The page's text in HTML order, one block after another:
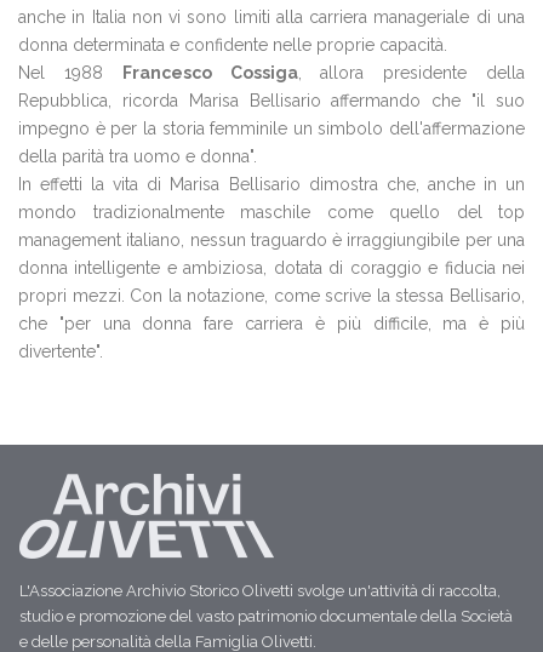
anche in Italia non vi sono limiti alla carriera manageriale di una
donna determinata e confidente nelle proprie capacità.
Nel 1988
Francesco Cossiga, allora presidente della
Repubblica, ricorda Marisa Bellisario affermando che "il suo
impegno è per la storia femminile un simbolo dell'affermazione
della parità tra uomo e donna".
In effetti la vita di Marisa Bellisario dimostra che, anche in un
mondo tradizionalmente maschile come quello del top
management italiano, nessun traguardo è irraggiungibile per una
donna intelligente e ambiziosa, dotata di coraggio e fiducia nei
propri mezzi. Con la notazione, come scrive la stessa Bellisario,
che "per una donna fare carriera è più difficile, ma è più
divertente".
L'Associazione Archivio Storico Olivetti svolge un'attività di raccolta,
studio e promozione del vasto patrimonio documentale della Società
e delle personalità della Famiglia Olivetti.